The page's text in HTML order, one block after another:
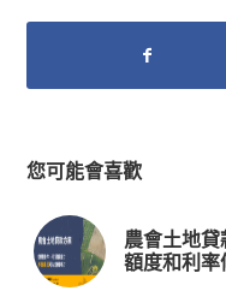
您可能會喜歡
農會土地
額度和利率